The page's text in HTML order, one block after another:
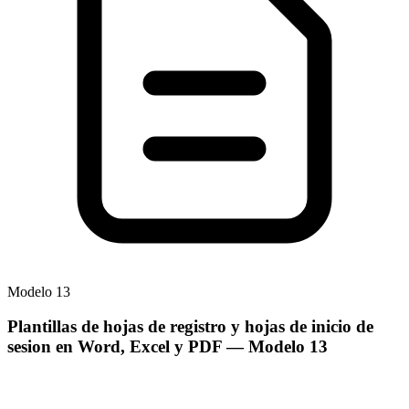
Modelo 13
Plantillas de hojas de registro y hojas de inicio de
sesion en Word, Excel y PDF— Modelo 13